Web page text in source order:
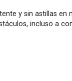
y sin astillas
incluso a